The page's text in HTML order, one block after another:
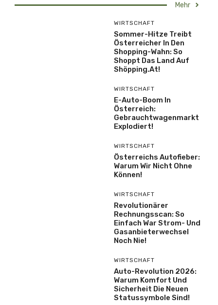
Mehr
WIRTSCHAFT
Sommer-Hitze Treibt
Österreicher In Den
Shopping-Wahn: So
Shoppt Das Land Auf
Shöpping.at!
WIRTSCHAFT
E-Auto-Boom In
Österreich:
Gebrauchtwagenmarkt
Explodiert!
WIRTSCHAFT
Österreichs Autofieber:
Warum Wir Nicht Ohne
Können!
WIRTSCHAFT
Revolutionärer
Rechnungsscan: So
Einfach War Strom- Und
Gasanbieterwechsel
Noch Nie!
WIRTSCHAFT
Auto-Revolution 2026:
Warum Komfort Und
Sicherheit Die Neuen
Statussymbole Sind!